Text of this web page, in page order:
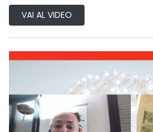
VAI AL VIDEO